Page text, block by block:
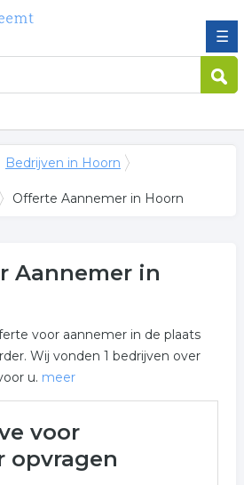
☰
Bedrijven in Hoorn
Offerte Aannemer in Hoorn
Aannemer in
voor aannemer in de plaats
Wij vonden 1 bedrijven over
u. meer
overzicht van alle aannemer
in de omgeving van Hoorn voor
voor
opvragen